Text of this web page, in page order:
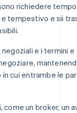
richiedere
e tempestivo e sii
e i termini e
cui entrambe le
un broker, un